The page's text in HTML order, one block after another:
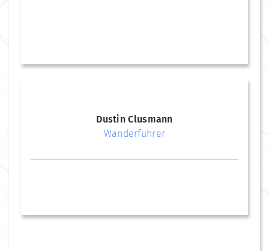
Dustin Clusmann
Wanderführer